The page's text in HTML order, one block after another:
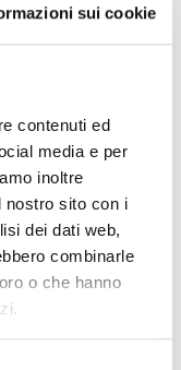
sui cookie
contenuti ed
media e per
inoltre
nostro sito con i
dei dati web,
combinarle
o che hanno
e inseriti
già ottenuto un